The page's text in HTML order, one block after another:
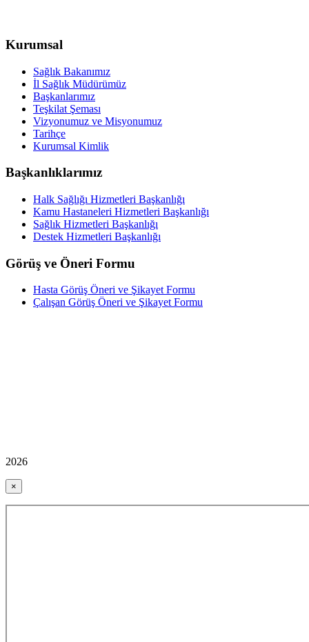
Kurumsal
Sağlık Bakanımız
İl Sağlık Müdürümüz
Başkanlarımız
Teşkilat Şeması
Vizyonumuz ve Misyonumuz
Tarihçe
Kurumsal Kimlik
Başkanlıklarımız
Halk Sağlığı Hizmetleri Başkanlığı
Kamu Hastaneleri Hizmetleri Başkanlığı
Sağlık Hizmetleri Başkanlığı
Destek Hizmetleri Başkanlığı
Görüş ve Öneri Formu
Hasta Görüş Öneri ve Şikayet Formu
Çalışan Görüş Öneri ve Şikayet Formu
2026
×